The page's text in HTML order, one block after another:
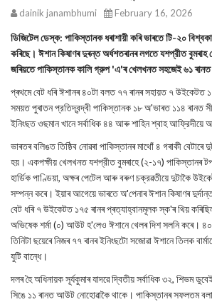
dainik janambhumi February 16, 2026
ডিজিটেল ডেস্ক: পাকিস্তানক ধৰাশায়ী কৰি ভাৰতে টি-২০
কৰিছে। ঈশান কিষাণৰ দুৰন্ত অর্ধশতৰানৰ লগতে যশপ্রীত বুমৰাহ
জৰিয়তে পাকিস্তানক কালি গ্রুপ 'এ'ৰ খেলখনত সহজেই ৬১ ৰানত
প্ৰথমে বেট ধৰি ঈশানৰ ৪০টা বলত ৭৭ ৰানৰ সহায়ত ৭ উইকেটত
সময়ত পুৰাতন প্রতিদ্বন্দ্বী পাকিস্তানক ১৮ অ'ভাৰত ১১৪ ৰানত
ইনিংছত ওছমান খানে সর্বাধিক ৪৪ আৰু শাহিন শ্বাহ আফ্রিদীয়ে
ভাৰতৰ বলিঙত তিষ্ঠিব নোৱৰা পাকিস্তানৰ মাথোঁ ৪ গৰাকী বেটাৰে
হয়। একপক্ষীয় খেলখনত যশপ্রীত বুমৰাহে (২-১৭) পাকিস্তানৰ
হার্ডিক পাণ্ডিয়া, অক্ষৰ পেটেল আৰু বৰুণ চক্রৱতীয়ে দুটাকৈ
সম্পন্ন কৰে। ইয়াৰ আগেয়ে ভাৰতে অ'পেনাৰ ঈশান কিষাণৰ
বেট ধৰি ৭ উইকেটত ১৭৫ ৰানৰ প্ৰত্যাহ্বানমূলক স্ক'ৰ থিয়
অভিষেক শৰ্মা (০) আউট হ'লেও ঈশানে খেলৰ দিশ সলনি কৰে।
তিনিটা ছয়েৰে নিজৰ ৭৭ ৰানৰ ইনিংছটো সজোৱা ঈশানে তিলক
যুটি বান্ধে।
দলৰ হৈ অধিনায়ক সূর্যকুমাৰ যাদৱে দ্বিতীয় সর্বাধিক ৩২, শিভম
সিঙে ১১ ৰানত আউট নোহোৱাকৈ থাকে। পাকিস্তানৰ সফলতম